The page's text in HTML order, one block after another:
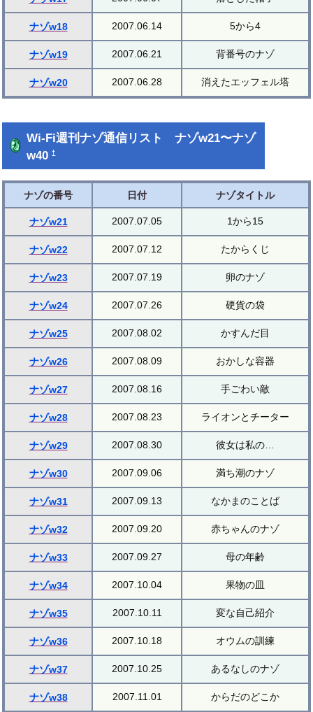
ナゾw18 2007.06.14 5から4
ナゾw19 2007.06.21 背番号のナゾ
ナゾw20 2007.06.28 消えたエッフェル塔
Wi-Fi週刊ナゾ通信リスト ナゾw21〜ナゾ
w40†
ナゾの番号 日付 ナゾタイトル
ナゾw21 2007.07.05 1から15
ナゾw22 2007.07.12 たからくじ
ナゾw23 2007.07.19 卵のナゾ
ナゾw24 2007.07.26 硬貨の袋
ナゾw25 2007.08.02 かすんだ目
ナゾw26 2007.08.09 おかしな容器
ナゾw27 2007.08.16 手ごわい敵
ナゾw28 2007.08.23 ライオンとチーター
ナゾw29 2007.08.30 彼女は私の…
ナゾw30 2007.09.06 満ち潮のナゾ
ナゾw31 2007.09.13 なかまのことば
ナゾw32 2007.09.20 赤ちゃんのナゾ
ナゾw33 2007.09.27 母の年齢
ナゾw34 2007.10.04 果物の皿
ナゾw35 2007.10.11 変な自己紹介
ナゾw36 2007.10.18 オウムの訓練
ナゾw37 2007.10.25 あるなしのナゾ
ナゾw38 2007.11.01 からだのどこか